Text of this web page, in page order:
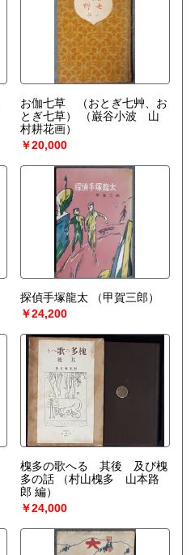
お伽七草 （おとぎ七艸、お
とぎ七草）
（巌谷小波 山
村耕花画）
￥20,000
探偵手塚龍太
（甲賀三郎）
￥24,200
槐多の歌へる 其後 及び槐
多の話
（村山槐多 山本路
郎 編）
￥24,000